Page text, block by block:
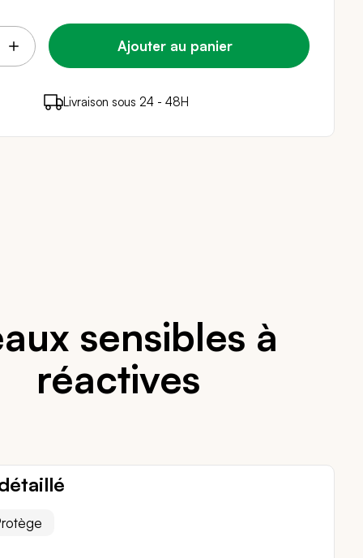
Ajouter au panier
de fidélité (0,12 € )en achetant ce produit
Livraison sous 24 - 48H
Paiement sécurisé
sensibles à
réactives